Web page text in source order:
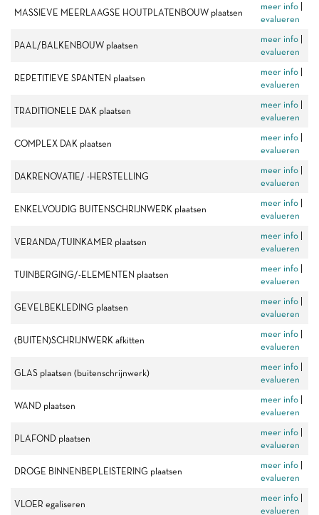
MASSIEVE MEERLAAGSE HOUTPLATENBOUW plaatsen
meer info
evalueren
PAAL/BALKENBOUW plaatsen
meer info
evalueren
REPETITIEVE SPANTEN plaatsen
meer info
evalueren
TRADITIONELE DAK plaatsen
meer info
evalueren
COMPLEX DAK plaatsen
meer info
evalueren
DAKRENOVATIE/ -HERSTELLING
meer info
evalueren
ENKELVOUDIG BUITENSCHRIJNWERK plaatsen
meer info
evalueren
VERANDA/TUINKAMER plaatsen
meer info
evalueren
TUINBERGING/-ELEMENTEN plaatsen
meer info
evalueren
GEVELBEKLEDING plaatsen
meer info
evalueren
(BUITEN)SCHRIJNWERK afkitten
meer info
evalueren
GLAS plaatsen (buitenschrijnwerk)
meer info
evalueren
WAND plaatsen
meer info
evalueren
PLAFOND plaatsen
meer info
evalueren
DROGE BINNENBEPLEISTERING plaatsen
meer info
evalueren
VLOER egaliseren
meer info
evalueren